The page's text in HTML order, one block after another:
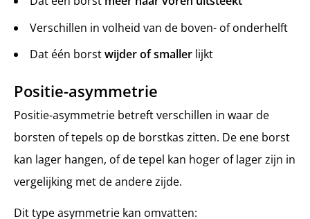
Verschillen in volheid van de boven- of onderhelft
Dat één borstwijder of smaller lijkt
Positie-asymmetrie
Positie-asymmetrie betreft verschillen in waar de
borsten of tepels op de borstkas zitten. De ene borst
kan lager hangen, of de tepel kan hoger of lager zijn in
vergelijking met de andere zijde.
Dit type asymmetrie kan omvatten: